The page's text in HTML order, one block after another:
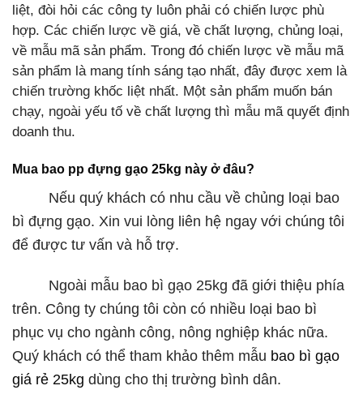
liệt, đòi hỏi các công ty luôn phải có chiến lược phù
hợp. Các chiến lược về giá, về chất lượng, chủng loại,
về mẫu mã sản phẩm. Trong đó chiến lược về mẫu mã
sản phẩm là mang tính sáng tạo nhất, đây được xem là
chiến trường khốc liệt nhất. Một sản phẩm muốn bán
chạy, ngoài yếu tố về chất lượng thì mẫu mã quyết định
doanh thu.
Mua bao pp đựng gạo 25kg này ở đâu?
Nếu quý khách có nhu cầu về chủng loại bao
bì đựng gạo. Xin vui lòng liên hệ ngay với chúng tôi
để được tư vấn và hỗ trợ.
Ngoài mẫu bao bì gạo 25kg đã giới thiệu phía
trên. Công ty chúng tôi còn có nhiều loại bao bì
phục vụ cho ngành công, nông nghiệp khác nữa.
Quý khách có thể tham khảo thêm mẫu bao bì gạo
giá rẻ 25kg dùng cho thị trường bình dân.